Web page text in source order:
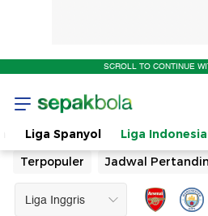
SCROLL TO CONTINUE
Liga Spanyol Liga Indonesia
Terpopuler
Jadwal